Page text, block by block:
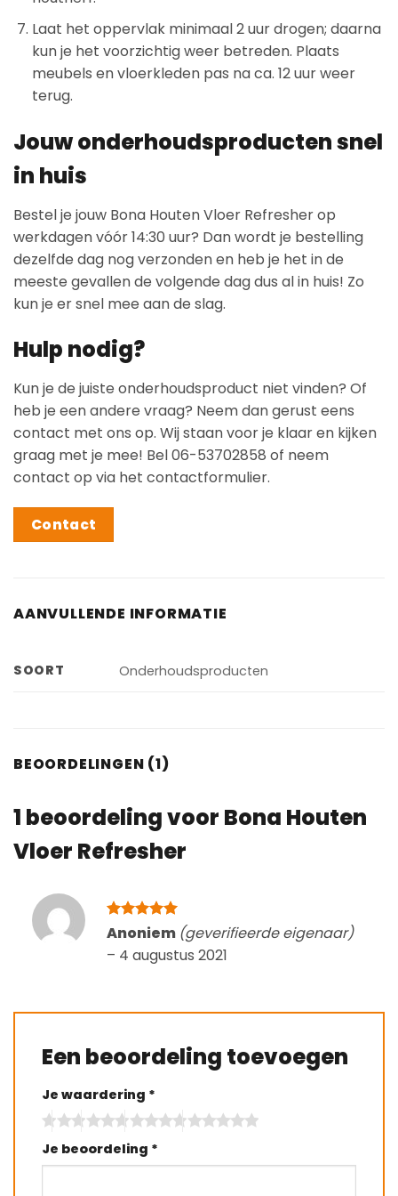
Laat het oppervlak minimaal 2 uur drogen; daarna
kun je het voorzichtig weer betreden. Plaats
meubels en vloerkleden pas na ca. 12 uur weer
terug.
Jouw onderhoudsproducten snel
in huis
Bestel je jouw Bona Houten Vloer Refresher op
werkdagen vóór 14:30 uur? Dan wordt je bestelling
dezelfde dag nog verzonden en heb je het in de
meeste gevallen de volgende dag dus al in huis! Zo
kun je er snel mee aan de slag.
Hulp nodig?
Kun je de juiste onderhoudsproduct niet vinden? Of
heb je een andere vraag? Neem dan gerust eens
contact met ons op. Wij staan voor je klaar en kijken
graag met je mee! Bel 06-53702858 of neem
contact op via het contactformulier.
Contact
AANVULLENDE INFORMATIE
SOORT Onderhoudsproducten
BEOORDELINGEN (1)
1 beoordeling voor Bona Houten
Vloer Refresher
Gewaardeerd
Anoniem (geverifieerde eigenaar)
– 4 augustus 2021
Een beoordeling toevoegen
Je waardering *
Je beoordeling *